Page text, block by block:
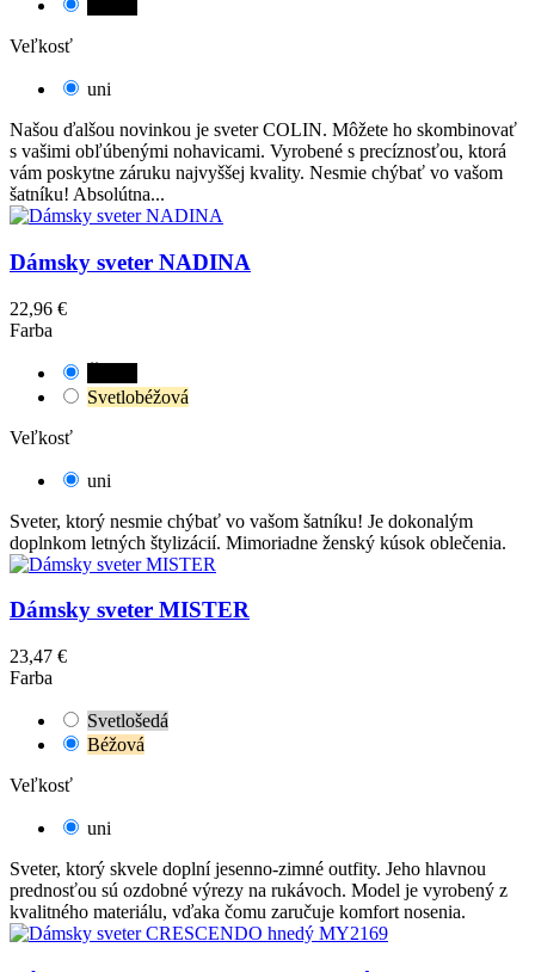
Veľkosť
uni
Našou ďalšou novinkou je sveter COLIN. Môžete ho skombinovať
s vašimi obľúbenými nohavicami. Vyrobené s precíznosťou, ktorá
vám poskytne záruku najvyššej kvality. Nesmie chýbať vo vašom
šatníku! Absolútna...
Dámsky sveter NADINA
22,96 €
Farba
Svetlobéžová
Veľkosť
uni
Sveter, ktorý nesmie chýbať vo vašom šatníku! Je dokonalým
doplnkom letných štylizácií. Mimoriadne ženský kúsok oblečenia.
Dámsky sveter MISTER
23,47 €
Farba
Svetlošedá
Béžová
Veľkosť
uni
Sveter, ktorý skvele doplní jesenno-zimné outfity. Jeho hlavnou
prednosťou sú ozdobné výrezy na rukávoch. Model je vyrobený z
kvalitného materiálu, vďaka čomu zaručuje komfort nosenia.